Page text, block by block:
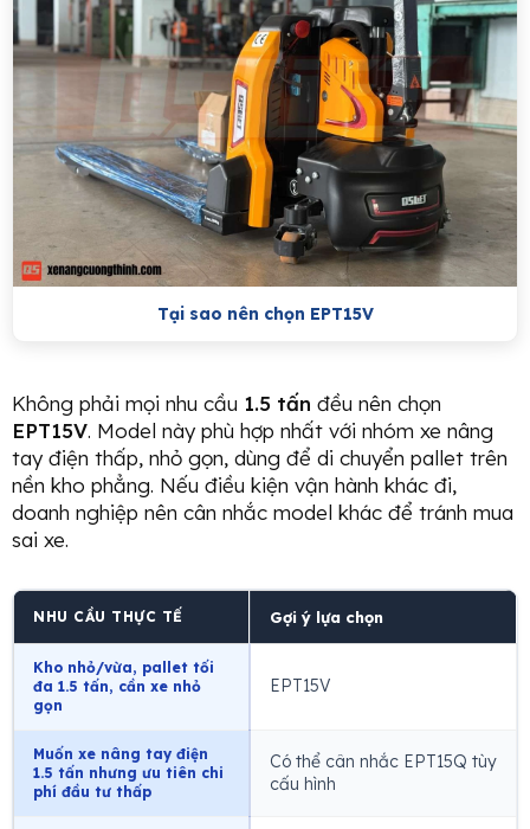
Tại sao nên chọn EPT15V
Không phải mọi nhu cầu 1.5 tấn đều nên chọn
EPT15V. Model này phù hợp nhất với nhóm xe nâng
tay điện thấp, nhỏ gọn, dùng để di chuyển pallet trên
nền kho phẳng. Nếu điều kiện vận hành khác đi,
doanh nghiệp nên cân nhắc model khác để tránh mua
sai xe.
NHU CẦU THỰC TẾ Gợi ý lựa chọn
Kho nhỏ/vừa, pallet tối
đa 1.5 tấn, cần xe nhỏ
gọn
EPT15V
Muốn xe nâng tay điện
1.5 tấn nhưng ưu tiên chi
phí đầu tư thấp
Có thể cân nhắc EPT15Q tùy
cấu hình